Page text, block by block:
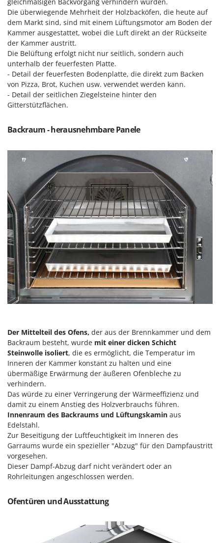
Wippsägen
Wurstfüller
Z
Zerstäuber
Zinkeneggen
Zubehör für Rasentraktoren
Lavor
Linea VZ
Lisam
Lotusgrill
M
M.A.I.BO.
Macom
Macte Ovens
Makita
Marina Systems
Master
Mastercook
McCulloch
MCH
Michelin
Mille
Minox
Mockmill
More than chef
MOVA
Mowox
MTD
N
New O.M.R.A.
Nilfisk
Ninja
Novatec
Novital
NuAir
NuovaFac
O
Officine Savioli
Die überwiegende Mehrheit der Holzbacköfen, die heute auf
dem Markt sind, sind mit einem Lüftungsmotor am Boden der
Kammer ausgestattet, wobei die Luft direkt an der Rückseite
der Kammer austritt.
Die Belüftung erfolgt nicht nur seitlich, sondern auch
unterhalb der feuerfesten Platte.
- Detail der feuerfesten Bodenplatte, die direkt zum Backen
von Pizza, Brot, Kuchen usw. verwendet werden kann.
- Detail der seitlichen Ziegelsteine hinter den
Gitterstützflächen.
Backraum - herausnehmbare Panele
Der Mittelteil des Ofens, der aus der Brennkammer und dem
Backraum besteht, wurde mit einer dicken Schicht
Steinwolle isoliert, die es ermöglicht, die Temperatur im
Inneren der Kammer konstant zu halten und eine
übermäßige Erwärmung der äußeren Ofenbleche zu
verhindern.
Das würde zu einer Verringerung der Wärmeeffizienz und
damit zu einem Anstieg des Holzverbrauchs führen.
Innenraum des Backraums und Lüftungskamin aus
Edelstahl.
Zur Beseitigung der Luftfeuchtigkeit im Inneren des
Garraums wurde ein spezieller "Abzug" für den Dampfaustritt
vorgesehen.
Dieser Dampf-Abzug darf nicht verändert oder an
Rohrleitungen angeschlossen werden.
Ofentüren und Ausstattung